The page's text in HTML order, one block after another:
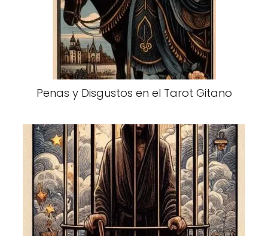
Penas y Disgustos en el Tarot Gitano